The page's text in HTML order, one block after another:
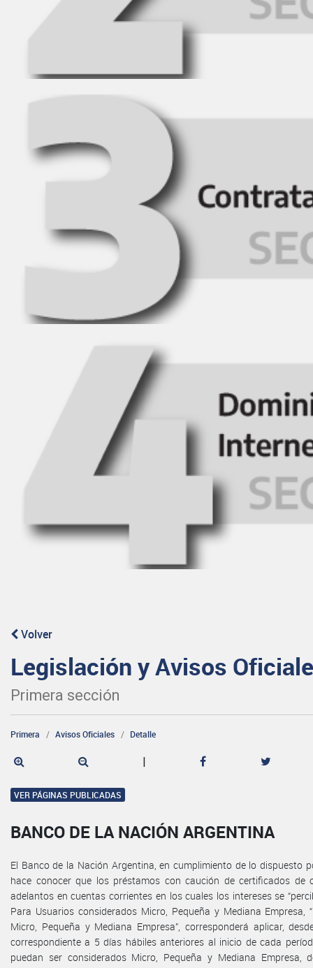
Volver
Legislación y Avisos
Primera sección
Primera Avisos Oficiales Detalle
|
VER PÁGINAS PUBLICADAS
BANCO DE LA NACIÓN ARGENTINA
El Banco de la Nación Argentina, en cumplimiento de lo dispuesto
hace conocer que los préstamos con caución de certificados
adelantos en cuentas corrientes en los cuales los intereses se
Para Usuarios considerados Micro, Pequeña y Mediana Empresa,
Micro, Pequeña y Mediana Empresa”, corresponderá aplicar,
correspondiente a 5 días hábiles anteriores al inicio de cada
puedan ser considerados Micro, Pequeña y Mediana